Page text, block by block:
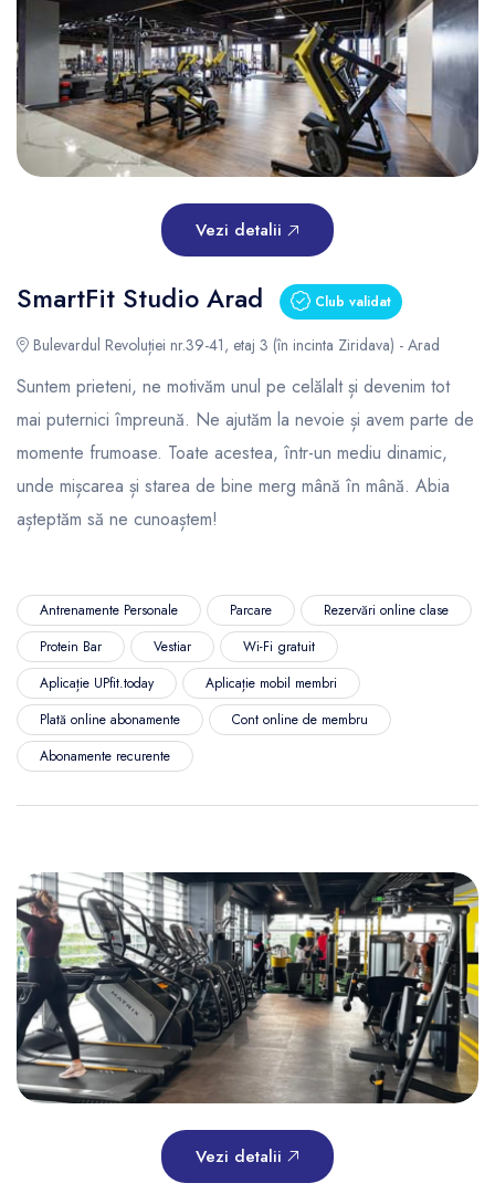
Vezi detalii
SmartFit Studio Arad Club validat
Bulevardul Revoluției nr.39-41, etaj 3 (în incinta Ziridava) - Arad
Suntem prieteni, ne motivăm unul pe celălalt și devenim tot
mai puternici împreună. Ne ajutăm la nevoie și avem parte de
momente frumoase. Toate acestea, într-un mediu dinamic,
unde mișcarea și starea de bine merg mână în mână. Abia
așteptăm să ne cunoaștem!
Antrenamente Personale Parcare
Rezervări online clase
Protein Bar
Vestiar
Wi-Fi gratuit
Aplicație UPfit.today
Aplicație mobil membri
Plată online abonamente
Cont online de membru
Abonamente recurente
Vezi detalii